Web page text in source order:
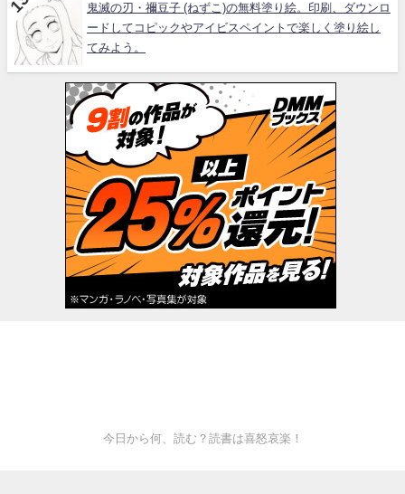
鬼滅の刃・禰豆子 (ねずこ)の無料塗り絵。印刷、ダウンロ
ードしてコピックやアイビスペイントで楽しく塗り絵し
てみよう。
今日から何、読む？読書は喜怒哀楽！